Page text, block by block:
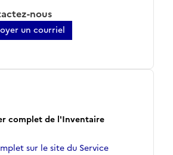
nous
un courriel
complet de l'Inventaire
sur le site du Service